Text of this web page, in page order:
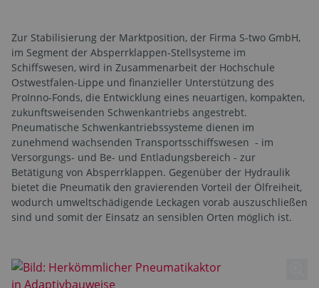
Zur Stabilisierung der Marktposition, der Firma S-two GmbH,
im Segment der Absperrklappen-Stellsysteme im
Schiffswesen, wird in Zusammenarbeit der Hochschule
Ostwestfalen-Lippe und finanzieller Unterstützung des
ProInno-Fonds, die Entwicklung eines neuartigen, kompakten,
zukunftsweisenden Schwenkantriebs angestrebt.
Pneumatische Schwenkantriebssysteme dienen im
zunehmend wachsenden Transportsschiffswesen - im
Versorgungs- und Be- und Entladungsbereich - zur
Betätigung von Absperrklappen. Gegenüber der Hydraulik
bietet die Pneumatik den gravierenden Vorteil der Ölfreiheit,
wodurch umweltschädigende Leckagen vorab auszuschließen
sind und somit der Einsatz an sensiblen Orten möglich ist.